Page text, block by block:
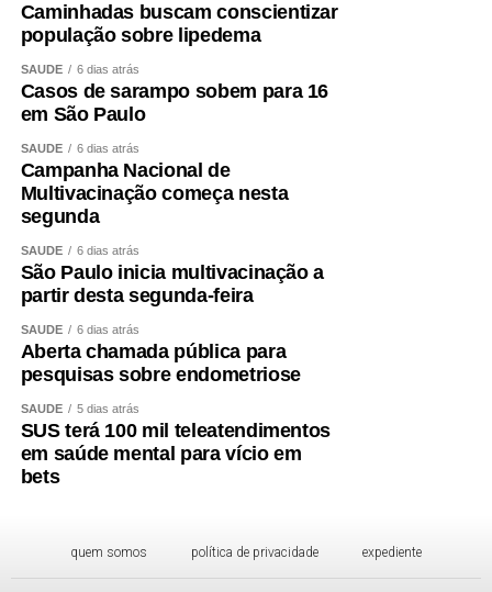
Caminhadas buscam conscientizar
população sobre lipedema
SAÚDE 6 dias atrás
Casos de sarampo sobem para 16
em São Paulo
SAÚDE 6 dias atrás
Campanha Nacional de
Multivacinação começa nesta
segunda
SAÚDE 6 dias atrás
São Paulo inicia multivacinação a
partir desta segunda-feira
SAÚDE 6 dias atrás
Aberta chamada pública para
pesquisas sobre endometriose
SAÚDE 5 dias atrás
SUS terá 100 mil teleatendimentos
em saúde mental para vício em
bets
quem somos política de privacidade expediente